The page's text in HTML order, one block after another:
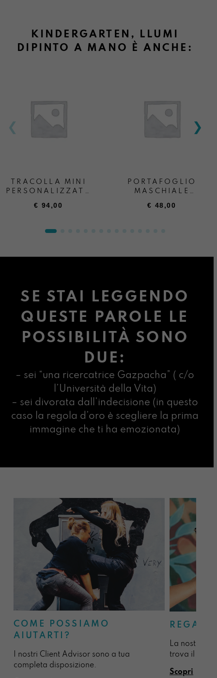
KINDERGARTEN, LLUMI
DIPINTO A MANO È ANCHE:
TRACOLLA MINI
PERSONALIZZATA
“ANDREA BOATTA”
€ 94,00
PORTAFOGLIO
MASCHIALE
€ 48,00
SE STAI LEGGENDO
QUESTE PAROLE LE
POSSIBILITÀ SONO
DUE:
– sei “una ricercatrice Gazpacha” ( c/o
l’Università della Vita)
– sei divorata dall’indecisione (in questo
caso la regola d’oro è scegliere la prima
immagine che ti ha emozionata)
COME POSSIAMO
AIUTARTI?
I nostri Client Advisor sono a tua
completa disposizione.
La nostra
trova il
Scopri